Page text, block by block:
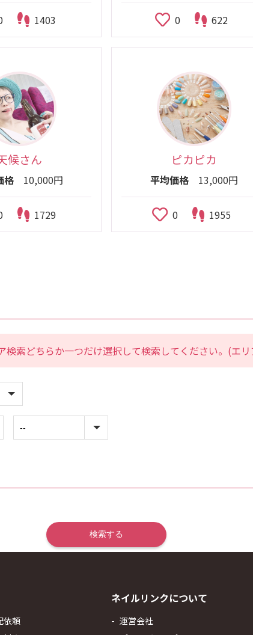
1403 0 622
候さん
格 10,000円
1729
ピカピカ
平均価格 13,000円
0 1955
索どちらか一つだけ選択して検索してください。(エリ
依頼
ネイルリンクについて
運営会社